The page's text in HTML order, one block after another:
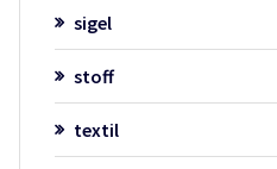
sigel
stoff
textil